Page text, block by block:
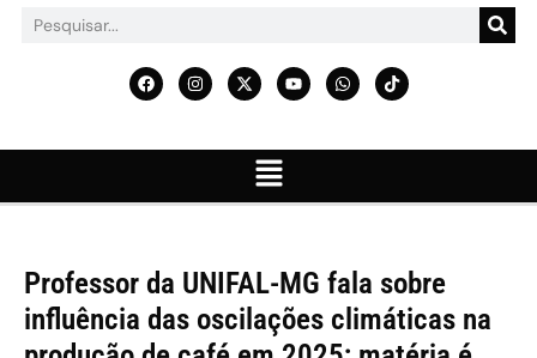
Professor da UNIFAL-MG fala sobre
influência das oscilações climáticas na